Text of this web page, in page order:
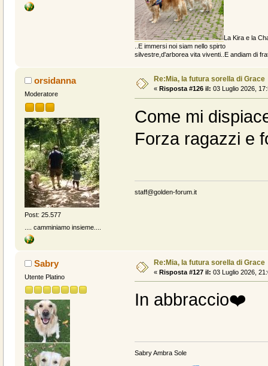
La Kira e la
..E immersi noi siam nello spirto
silvestre,d'arborea vita viventi..E andiam di
orsidanna
Moderatore
Post: 25.577
.... camminiamo insieme....
Re:Mia, la futura sorella di Grace
« Risposta #126 il: 03 Luglio 2026,
Come mi
Forza ragazzi e
staff@golden-forum.it
Sabry
Utente Platino
Re:Mia, la futura sorella di Grace
« Risposta #127 il: 03 Luglio 2026,
In abbraccio❤️
Sabry Ambra Sole